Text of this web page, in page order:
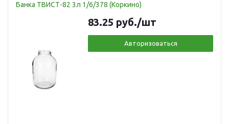
Банка ТВИСТ-82 3л 1/6/378 (Коркино)
83.25 руб./шт
Авторизоваться